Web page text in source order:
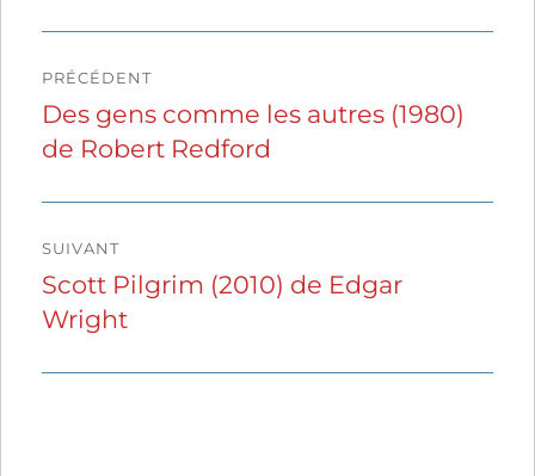
de
l’article
PRÉCÉDENT
Publication
précédente :
Des gens comme les autres (1980)
de Robert Redford
SUIVANT
Publication
suivante :
Scott Pilgrim (2010) de Edgar
Wright